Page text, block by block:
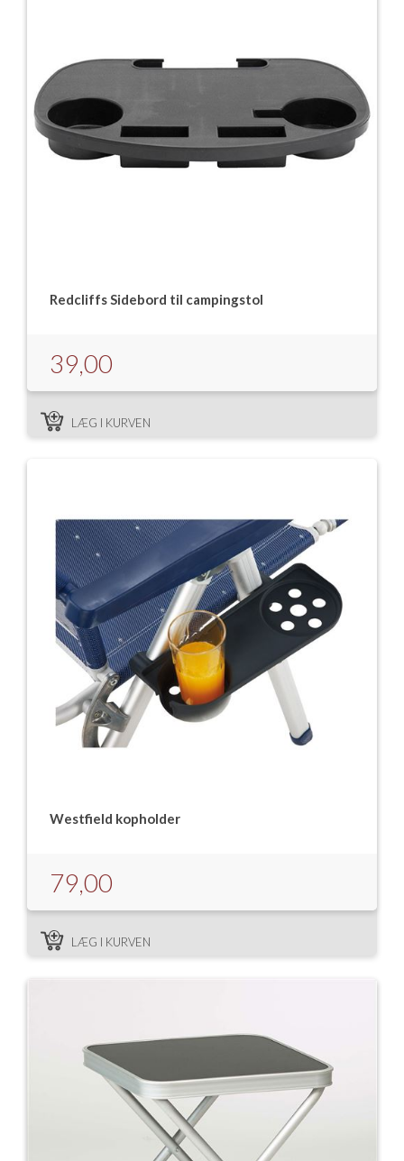
Redcliffs Sidebord til campingstol
39,00
LÆG I KURVEN
Westfield kopholder
79,00
LÆG I KURVEN